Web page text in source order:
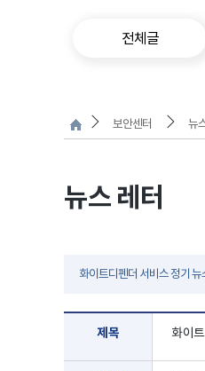
전체글
보안센터 뉴
뉴스 레터
화이트디펜더 서비스 정기
제목 화이